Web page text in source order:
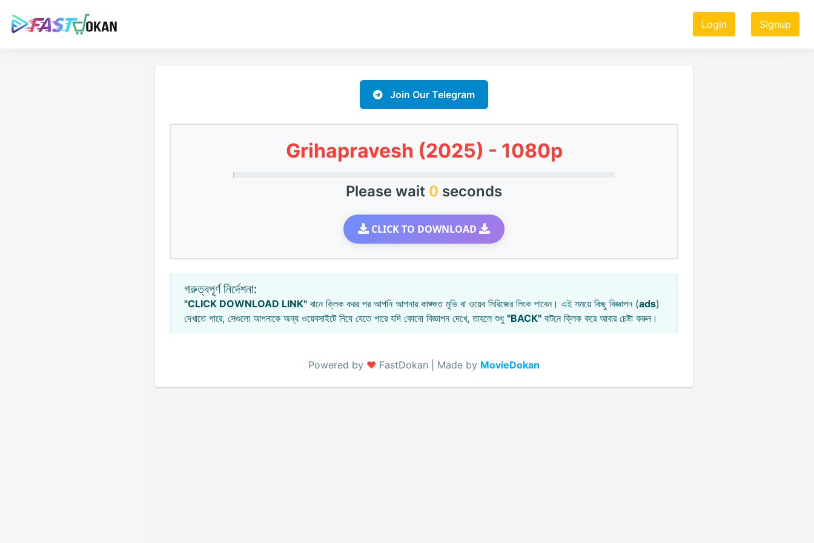
Login Signup
Join Our Telegram
Grihapravesh (2025) - 1080p
Please wait 0 seconds
CLICK TO DOWNLOAD
গরুত্বপূর্ণ নির্দেশনা:
"CLICK DOWNLOAD LINK" বানে ক্লিক করর পর আপনি আপনার কাঙ্ক্ষত মুভি বা ওয়েব সিরিজের লিংক পাবেন। এই সময়ে কিছু বিজ্ঞাপন (ads)
দেখাতে পারে, সেগুলো আপনাকে অন্য ওয়েবসাইটে নিযে যেতে পারে যদি কোনো বিজ্ঞাপন দেখে, তাহলে শুধু "BACK" বাটনে ক্লিক করে আবার চেষ্টা করুন।
Powered by ♥️ FastDokan | Made by MovieDokan